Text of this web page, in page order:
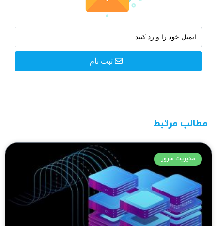
ثبت نام
مطالب مرتبط
مدیریت سرور